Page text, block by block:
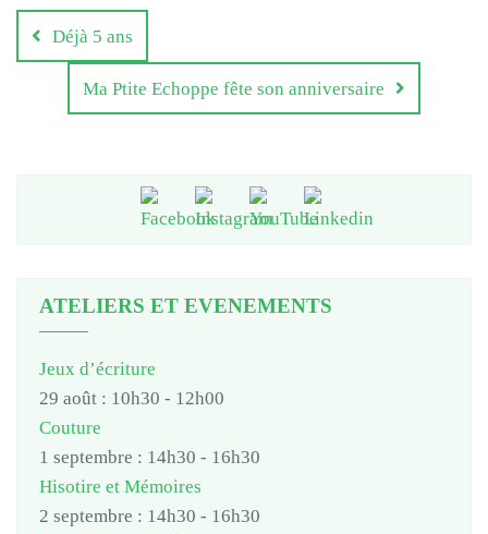
de
l’article
Déjà 5 ans
Ma Ptite Echoppe fête son anniversaire
ATELIERS ET EVENEMENTS
Jeux d’écriture
29 août : 10h30 - 12h00
Couture
1 septembre : 14h30 - 16h30
Hisotire et Mémoires
2 septembre : 14h30 - 16h30